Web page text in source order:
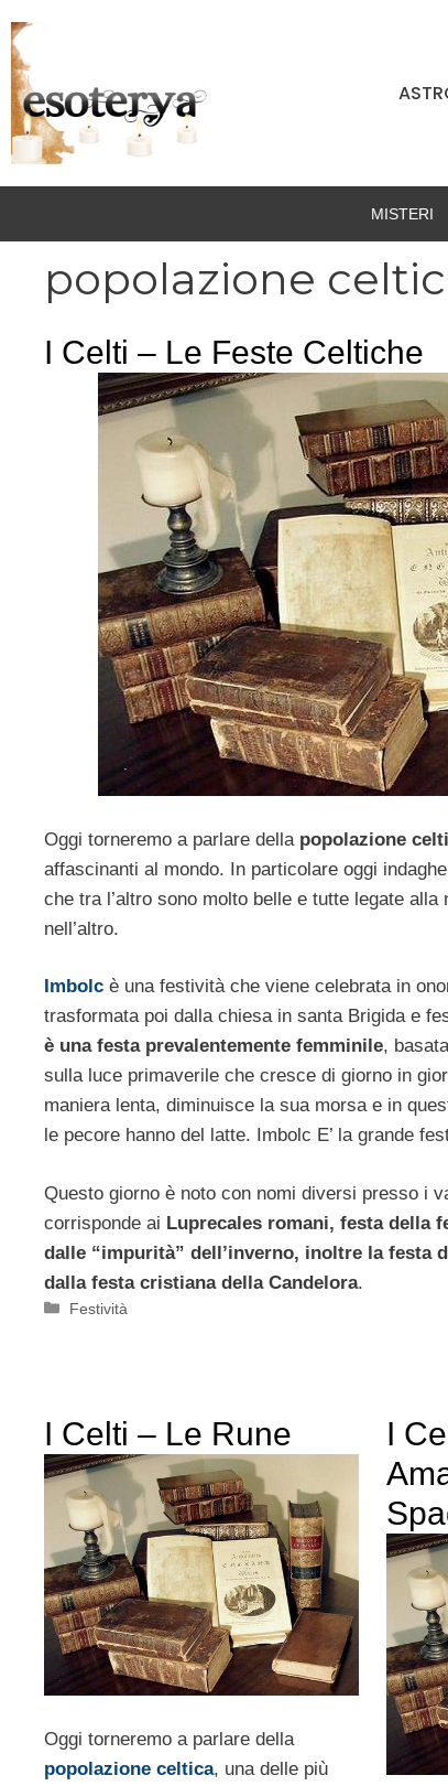
al
contenuto
MISTERI
popolazione
I Celti – Le Feste Celtiche
Oggi torneremo a parlare della popolazione
affascinanti al mondo. In particolare oggi
che tra l’altro sono molto belle e tutte legate
nell’altro.
Imbolc è una festività che viene celebrata in
trasformata poi dalla chiesa in santa Brigida e
è una festa prevalentemente femminile,
sulla luce primaverile che cresce di giorno in
maniera lenta, diminuisce la sua morsa e in
le pecore hanno del latte. Imbolc E’ la grande
Questo giorno è noto con nomi diversi presso i
corrisponde ai Luprecales romani, festa della
dalle “impurità” dell’inverno, inoltre la festa
dalla festa cristiana della Candelora.
Categorie
Festività
I Celti – Le Rune
Oggi torneremo a parlare della
popolazione celtica, una delle più
I